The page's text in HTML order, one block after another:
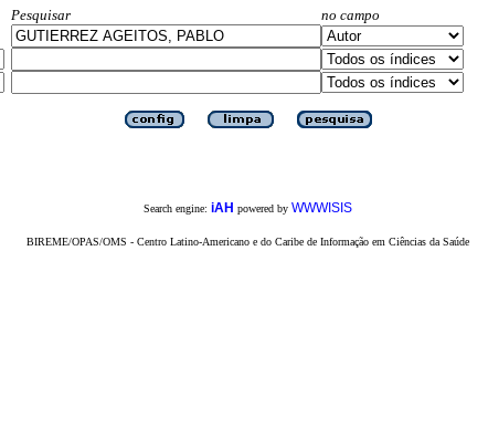
Pesquisar
no campo
Search engine: iAH powered by WWWISIS
BIREME/OPAS/OMS - Centro Latino-Americano e do Caribe de Informação em Ciências da Saúde